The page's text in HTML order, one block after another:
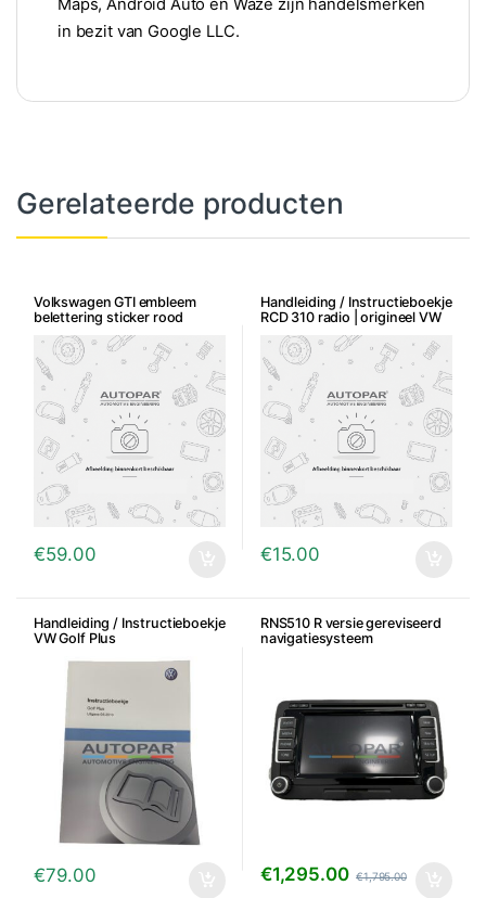
in bezit van Google LLC.
Gerelateerde producten
Volkswagen GTI embleem
belettering sticker rood
€59.00
Handleiding / Instructieboekje
RCD 310 radio | origineel VW
€15.00
Handleiding / Instructieboekje
VW Golf Plus
€79.00
RNS510 R versie gereviseerd
navigatiesysteem
€1,295.00 €1,795.00